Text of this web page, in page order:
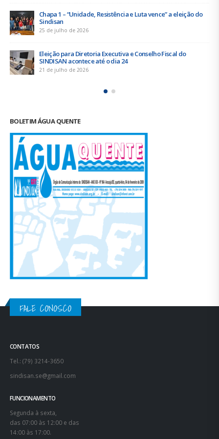
Chapa 1 – “Unidade, Resistência e Luta vence” a eleição do
Sindisan
25 de julho de 2026
Eleição para Diretoria Executiva e Conselho Fiscal do
SINDISAN acontece até o dia 24
21 de julho de 2026
BOLETIM ÁGUA QUENTE
FALE CONOSCO
CONTATOS
Tel.: (79) 3214-3650
sindisan.se@gmail.com
FUNCIONAMENTO
Segunda à sexta,
das 07:00 às 12:00 e das
14:00 às 17:00.